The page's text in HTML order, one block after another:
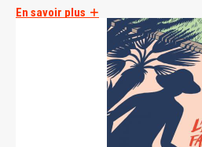
En savoir plus